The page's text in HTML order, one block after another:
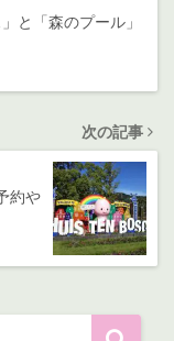
と「森のプール」
次の記事
約や